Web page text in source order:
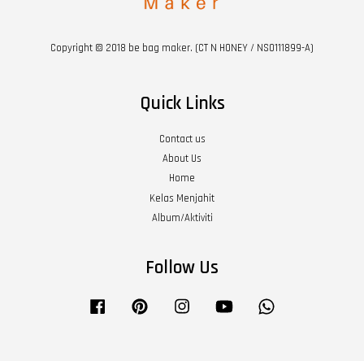
Copyright © 2018 be bag maker. (CT N HONEY / NS0111899-A)
Quick Links
Contact us
About Us
Home
Kelas Menjahit
Album/Aktiviti
Follow Us
Facebook Pinterest Instagram YouTube